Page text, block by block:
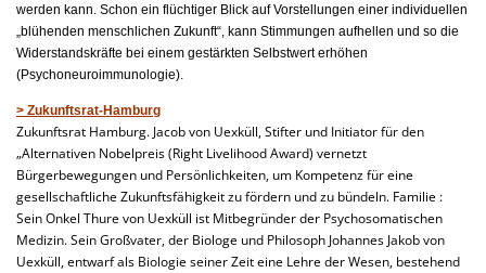
werden kann. Schon ein flüchtiger Blick auf Vorstellungen einer individuellen
„blühenden menschlichen Zukunft“, kann Stimmungen aufhellen und so die
Widerstandskräfte bei einem gestärkten Selbstwert erhöhen
(Psychoneuroimmunologie).
> Zukunftsrat-Hamburg
Zukunftsrat Hamburg. Jacob von Uexküll, Stifter und Initiator für den
„Alternativen Nobelpreis (Right Livelihood Award) vernetzt
Bürgerbewegungen und Persönlichkeiten, um Kompetenz für eine
gesellschaftliche Zukunftsfähigkeit zu fördern und zu bündeln. Familie :
Sein Onkel Thure von Uexküll ist Mitbegründer der Psychosomatischen
Medizin. Sein Großvater, der Biologe und Philosoph Johannes Jakob von
Uexküll, entwarf als Biologie seiner Zeit eine Lehre der Wesen, bestehend